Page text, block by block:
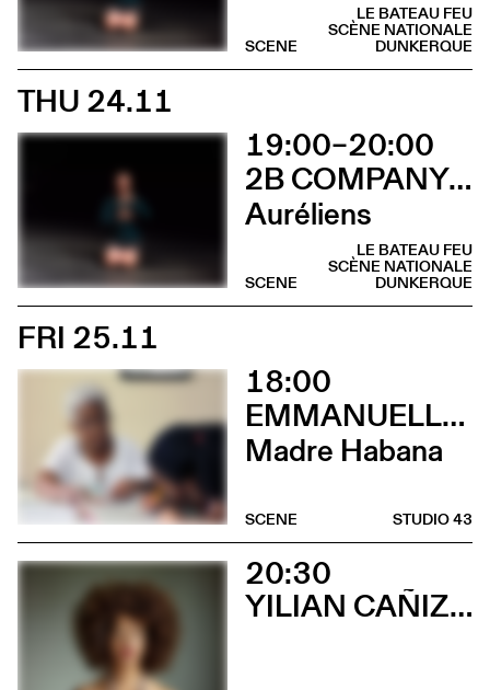
LE BATEAU FEU
SCÈNE NATIONALE
DUNKERQUE
SCENE
THU 24.11
19:00–20:00
2B COMPANY - FRANÇOIS GREMAUD
Auréliens
LE BATEAU FEU
SCÈNE NATIONALE
DUNKERQUE
SCENE
FRI 25.11
18:00
EMMANUELLE DE RIEDMATTEN
Madre Habana
STUDIO 43
SCENE
20:30
YILIAN CAÑIZARES